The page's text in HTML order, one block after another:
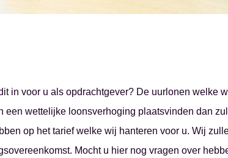
in voor u als opdrachtgever? De uurlonen welke
wettelijke loonsverhoging plaatsvinden dan
op het tarief welke wij hanteren voor u. Wij
Mocht u hier nog vragen over